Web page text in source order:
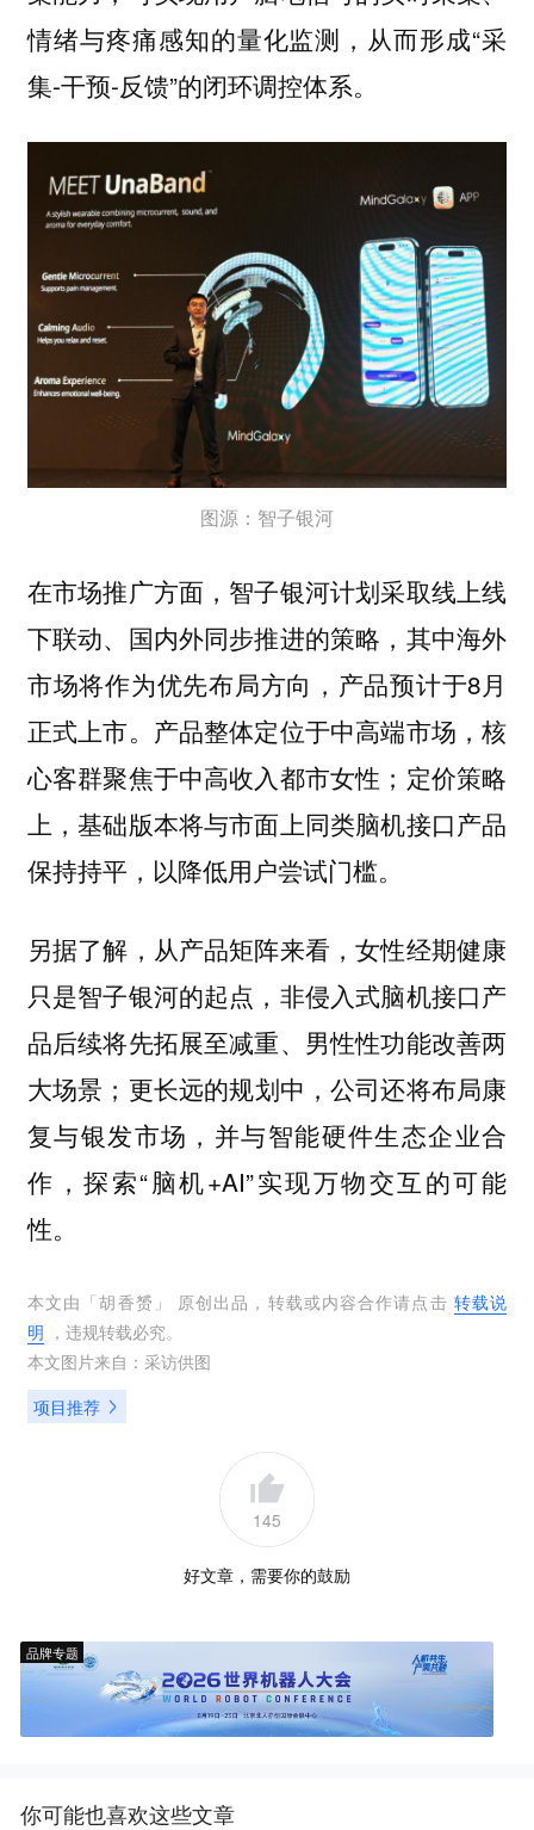
情绪与疼痛感知的量化监测，从而形成“采
集-干预-反馈”的闭环调控体系。
图源：智子银河
在市场推广方面，智子银河计划采取线上线
下联动、国内外同步推进的策略，其中海外
市场将作为优先布局方向，产品预计于8月
正式上市。产品整体定位于中高端市场，核
心客群聚焦于中高收入都市女性；定价策略
上，基础版本将与市面上同类脑机接口产品
保持持平，以降低用户尝试门槛。
另据了解，从产品矩阵来看，女性经期健康
只是智子银河的起点，非侵入式脑机接口产
品后续将先拓展至减重、男性性功能改善两
大场景；更长远的规划中，公司还将布局康
复与银发市场，并与智能硬件生态企业合
作，探索“脑机+AI”实现万物交互的可能
性。
本文由「胡香赟 」 原创出品，转载或内容合作请点击 转载说
明 ，违规转载必究。
本文图片来自： 采访供图
项目推荐
145
好文章，需要你的鼓励
品牌专题
你可能也喜欢这些文章